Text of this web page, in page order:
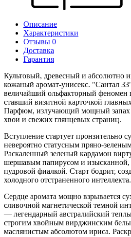
Описание
Характеристики
Отзывы 0
Доставка
Гарантия
Культовый, древесный и абсолютно
кожаный аромат-унисекс. "Сантал
величайший ольфакторный феномен
ставший визитной карточкой
Парфюм, излучающий мощный запах
хвои и свежих глянцевых страниц.
Вступление стартует пронзительно
невероятно статусным пряно-
Раскаленный зеленый кардамон
шершавым папирусом и изысканной,
пудровой фиалкой. Старт бодрит,
холодного отстраненного интеллекта.
Сердце аромата мощно взрывается
сливочной магнетической темной
— легендарный австралийский
строгим хвойным вирджинским
маслянистым абсолютом ириса.